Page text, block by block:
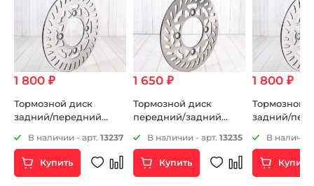
1 800 ₽
Тормозной диск
задний/передний
В наличии - арт. 13237
Купить
1 650 ₽
Тормозной диск
передний/задний
В наличии - арт. 13235
Купить
1 800 ₽
Тормозной
задний/
В наличии
Купить